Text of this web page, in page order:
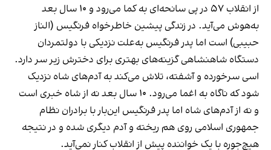
از انقلاب ۵۷ در پی سانحه‌ای به کما می‌رود و ۱۰ سال بعد
به‌هوش می‌آید. در زندگی پیشین خاطرخواه فرنگیس (الناز
حبیبی) است اما پدر فرنگیس به‌علت نزدیکی با دولتمردان
دستگاه شاهنشاهی گزینه‌های بهتری برای دخترش زیر سر دارد.
اسی سرخورده و آشفته، تلاش می‌کند به آدم‌های شاه نزدیک
شود که ناگاه به اغما می‌رود. ۱۰ سال بعد نه از شاه خبری است
و نه از آدم‌های شاه اما پدر فرنگیس این‌بار با برادران نظام
جمهوری اسلامی روی هم ریخته و آدم دیگری شده و در نتیجه
هیچ‌جوره با یک خواننده‌ پیش از انقلاب کنار نمی‌آید.